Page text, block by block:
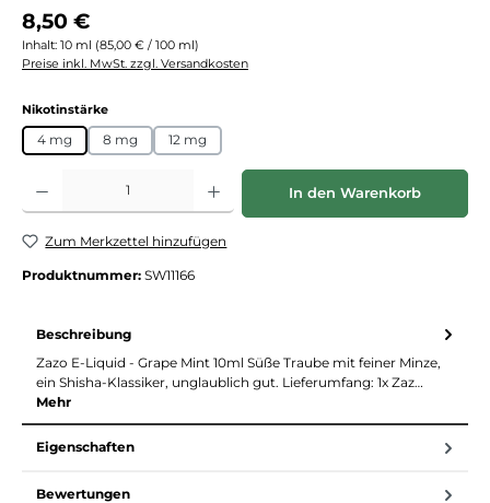
Regulärer Preis:
8,50 €
Inhalt: 10 ml (85,00 € / 100 ml)
Preise inkl. MwSt. zzgl. Versandkosten
Nikotinstärkeauswählen
4 mg 8 mg 12 mg
Produkt Anzahl: Gib den gewünschten Wert ein oder benutze die
In den Warenkorb
Zum Merkzettel hinzufügen
Produktnummer: SW11166
Beschreibung
Zazo E-Liquid - Grape Mint 10ml Süße Traube mit feiner Minze,
ein Shisha-Klassiker, unglaublich gut. Lieferumfang: 1x Zaz…
Mehr
Eigenschaften
Bewertungen